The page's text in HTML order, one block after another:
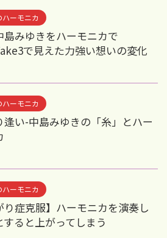
ーモニカ
島みゆきをハーモニカで
で見えた力強い想いの変化
ーモニカ
逢い-中島みゆきの「糸」とハー
ーモニカ
り症克服】ハーモニカを演奏し
すると上がってしまう